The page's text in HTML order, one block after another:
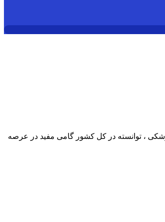
، توانسته در کل کشور گامی مفید در عرصه